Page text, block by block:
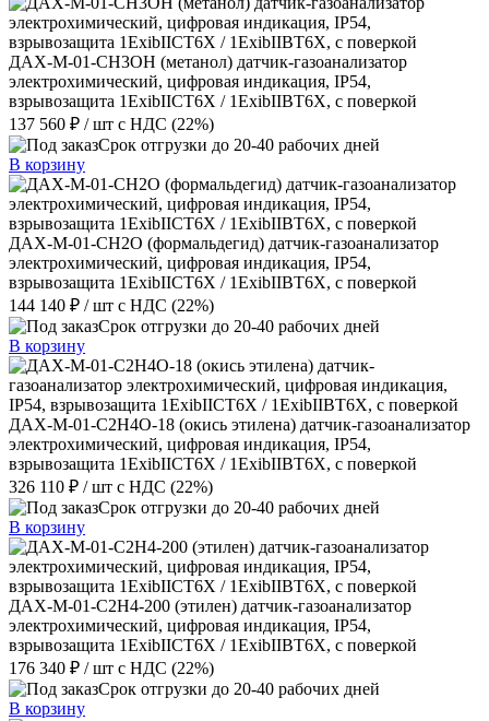
ДАХ-М-01-CH3OH (метанол) датчик-газоанализатор
электрохимический, цифровая индикация, IP54,
взрывозащита 1ExibIICT6X / 1ExibIIBT6X, с поверкой
137 560 ₽ / шт с НДС (22%)
Срок отгрузки до 20-40 рабочих дней
В корзину
ДАХ-М-01-CH2O (формальдегид) датчик-газоанализатор
электрохимический, цифровая индикация, IP54,
взрывозащита 1ExibIICT6X / 1ExibIIBT6X, с поверкой
144 140 ₽ / шт с НДС (22%)
Срок отгрузки до 20-40 рабочих дней
В корзину
ДАХ-М-01-C2H4O-18 (окись этилена) датчик-газоанализатор
электрохимический, цифровая индикация, IP54,
взрывозащита 1ExibIICT6X / 1ExibIIBT6X, с поверкой
326 110 ₽ / шт с НДС (22%)
Срок отгрузки до 20-40 рабочих дней
В корзину
ДАХ-М-01-C2H4-200 (этилен) датчик-газоанализатор
электрохимический, цифровая индикация, IP54,
взрывозащита 1ExibIICT6X / 1ExibIIBT6X, с поверкой
176 340 ₽ / шт с НДС (22%)
Срок отгрузки до 20-40 рабочих дней
В корзину